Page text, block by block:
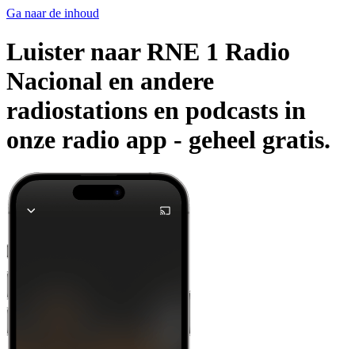
Ga naar de inhoud
Luister naar RNE 1 Radio
Nacional en andere
radiostations en podcasts in
onze radio app - geheel gratis.